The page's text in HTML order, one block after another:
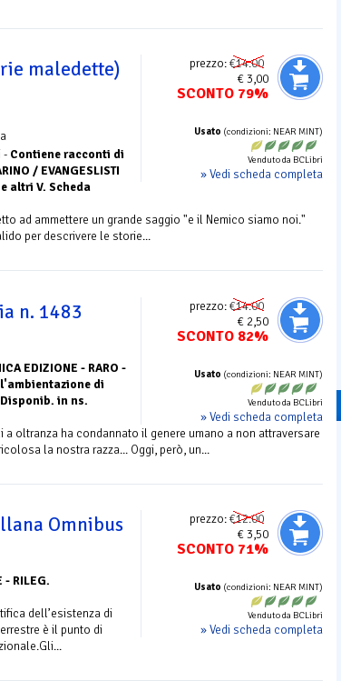
prezzo:€14.00
€ 3,00
SCONTO 79%
Usato (condizioni: NEAR MINT)
Venduto da BCLibri
» Vedi scheda completa
maledette)
- Contiene racconti di
/ EVANGESLISTI
e altri V. Scheda
ad ammettere un grande saggio "e il Nemico siamo noi."
per descrivere le storie...
prezzo:€14.00
€ 2,50
SCONTO 82%
Usato (condizioni: NEAR MINT)
Venduto da BCLibri
» Vedi scheda completa
n. 1483
EDIZIONE - RARO -
di
in ns.
a oltranza ha condannato il genere umano a non attraversare
la nostra razza... Oggi, però, un...
prezzo:€12.00
€ 3,50
SCONTO 71%
Usato (condizioni: NEAR MINT)
Venduto da BCLibri
» Vedi scheda completa
Omnibus
- RILEG.
dell’esistenza di
è il punto di